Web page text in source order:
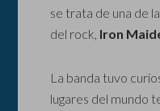
se trata de una de
del rock, Iron
La banda tuvo
lugares del mundo